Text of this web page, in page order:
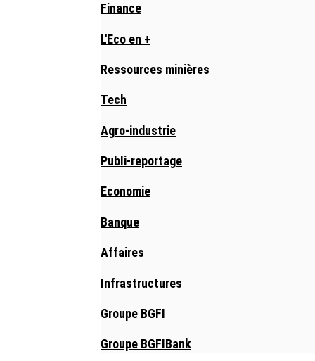
Finance
L'Eco en +
Ressources minières
Tech
Agro-industrie
Publi-reportage
Economie
Banque
Affaires
Infrastructures
Groupe BGFI
Groupe BGFIBank